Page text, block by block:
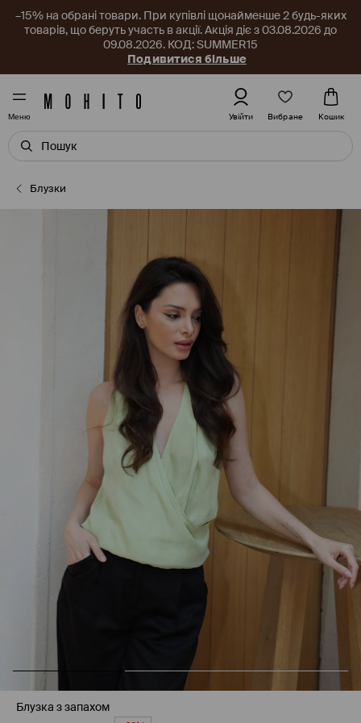
–15% на обрані товари. При купівлі щонайменше 2 будь-яких
товарів, що беруть участь в акції. Акція діє з 03.08.2026 до
09.08.2026. КОД: SUMMER15
Подивитися більше
Меню Увійти Вибране Кошик
Блузки
Блузка з запахом